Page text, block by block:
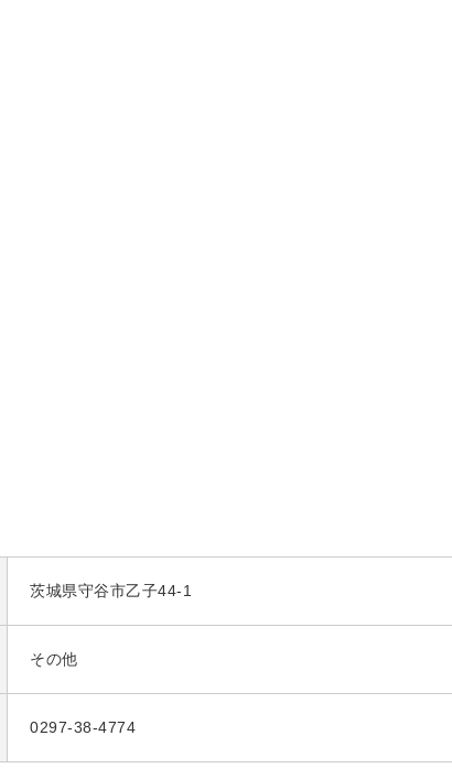
茨城県守谷市乙子44-1
その他
0297-38-4774